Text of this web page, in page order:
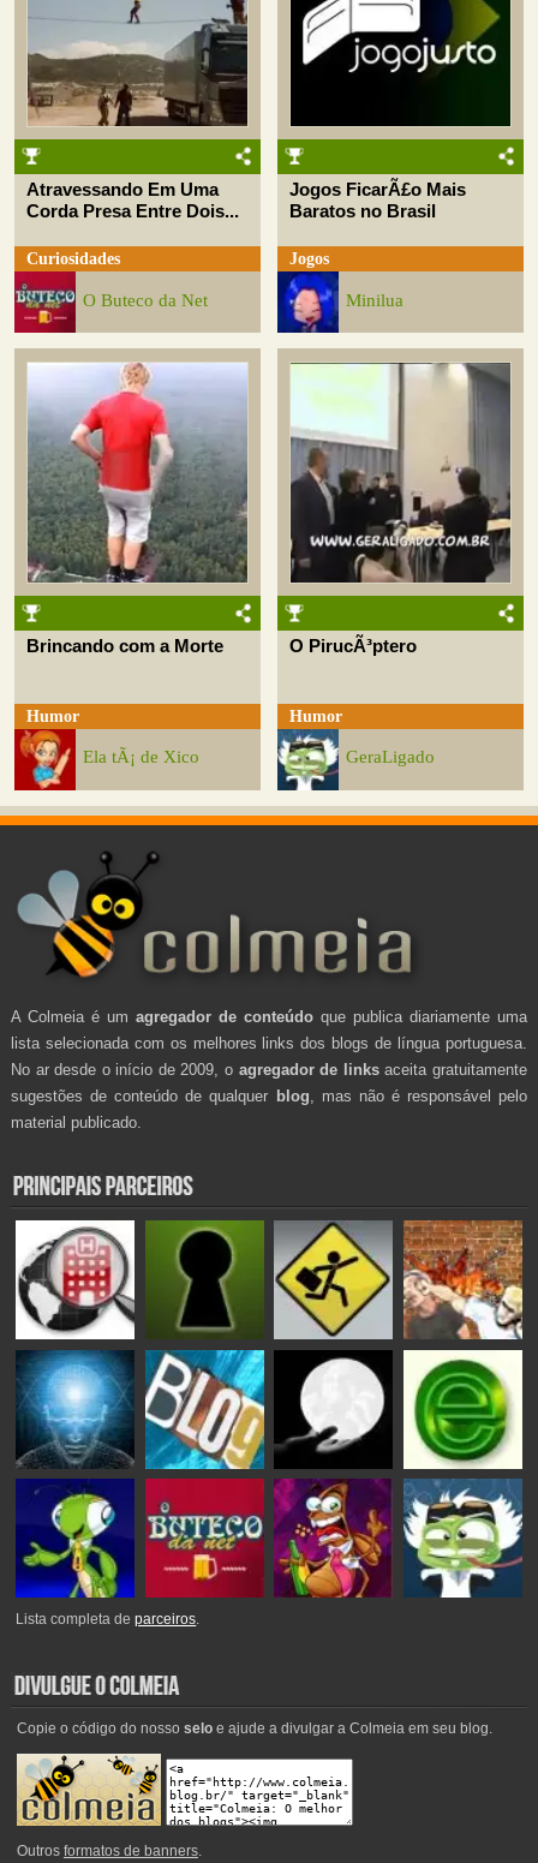
Atravessando Em Uma
Corda Presa Entre Dois...
Curiosidades
O Buteco da Net
Jogos FicarÃ£o Mais
Baratos no Brasil
Jogos
Minilua
Brincando com a Morte
Humor
Ela tÃ¡ de Xico
O PirucÃ³ptero
Humor
GeraLigado
A Colmeia é um agregador de conteúdo que publica diariamente uma
lista selecionada com os melhores links dos blogs de língua portuguesa.
No ar desde o início de 2009, o agregador de linksaceita gratuitamente
sugestões de conteúdo de qualquer blog , mas não é responsável pelo
material publicado.
Lista completa deparceiros.
Copie o código do nosso seloe ajude a divulgar a Colmeia em seu blog.
Outros formatos de banners.